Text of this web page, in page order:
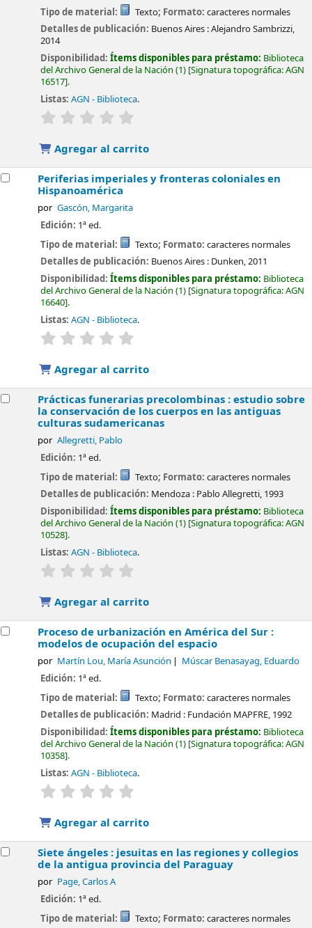
Tipo de material:
Texto; Formato: caracteres normales
Detalles de publicación: Buenos Aires :Alejandro Sambrizzi,
2014
Disponibilidad:Ítems disponibles para préstamo: Biblioteca
del Archivo General de la Nación (1) Signatura topográfica:AGN
16517 .
Listas: AGN - Biblioteca.
valoración
Agregar al carrito
Periferias imperiales y fronteras coloniales en
Hispanoamérica
por Gascón, Margarita
Edición: 1ª ed.
Tipo de material:
Texto; Formato: caracteres normales
Detalles de publicación: Buenos Aires : Dunken,2011
Disponibilidad:Ítems disponibles para préstamo: Biblioteca
del Archivo General de la Nación (1) Signatura topográfica:AGN
16640 .
Listas: AGN - Biblioteca.
valoración
Agregar al carrito
Prácticas funerarias precolombinas : estudio sobre
la conservación de los cuerpos en las antiguas
culturas sudamericanas
por Allegretti, Pablo
Edición: 1ª ed.
Tipo de material:
Texto; Formato: caracteres normales
Detalles de publicación: Mendoza : Pablo Allegretti, 1993
Disponibilidad:Ítems disponibles para préstamo: Biblioteca
del Archivo General de la Nación (1) Signatura topográfica:AGN
10528 .
Listas: AGN - Biblioteca.
valoración
Agregar al carrito
Proceso de urbanización en América del Sur :
modelos de ocupación del espacio
por Martín Lou, María Asunción Múscar Benasayag, Eduardo
Edición: 1ª ed.
Tipo de material:
Texto; Formato: caracteres normales
Detalles de publicación: Madrid : Fundación MAPFRE, 1992
Disponibilidad:Ítems disponibles para préstamo: Biblioteca
del Archivo General de la Nación (1) Signatura topográfica:AGN
10358 .
Listas: AGN - Biblioteca.
valoración
Agregar al carrito
Siete ángeles : jesuitas en las regiones y collegios
de la antigua provincia del Paraguay
por Page, Carlos A
Edición: 1ª ed.
Tipo de material:
Texto; Formato: caracteres normales